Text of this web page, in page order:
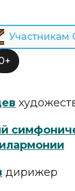
Участникам
дирижер